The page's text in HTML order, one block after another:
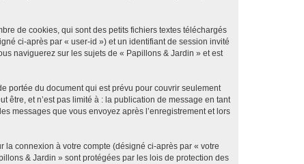
de cookies, qui sont des petits fichiers textes téléchargés
ci-après par « user-id ») et un identifiant de session invité
naviguerez sur les sujets de « Papillons & Jardin » et est
portée du document qui est prévu pour couvrir seulement
être, et n’est pas limité à : la publication de message en tant
messages que vous envoyez après l’enregistrement et lors
connexion à votre compte (désigné ci-après par « votre
& Jardin » sont protégées par les lois de protection des